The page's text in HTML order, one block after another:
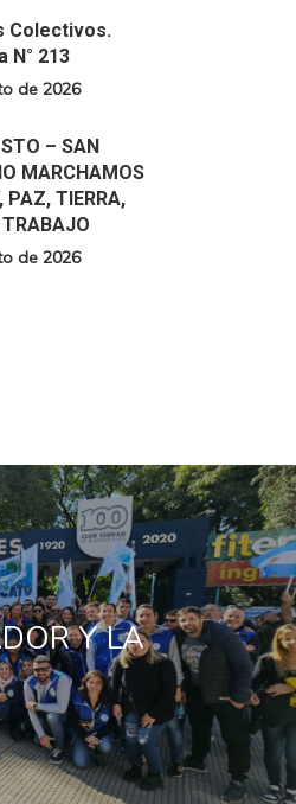
Colectivos.
N° 213
de 2026
– SAN
MARCHAMOS
PAZ, TIERRA,
de 2026
Y LA